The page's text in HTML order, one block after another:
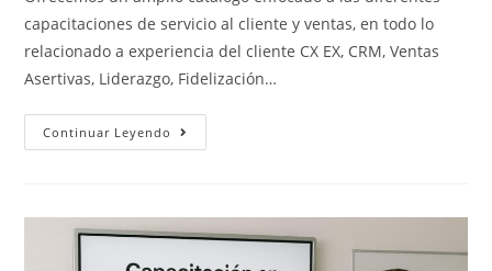
capacitaciones de servicio al cliente y ventas, en todo lo
relacionado a experiencia del cliente CX EX, CRM, Ventas
Asertivas, Liderazgo, Fidelización…
Continuar Leyendo